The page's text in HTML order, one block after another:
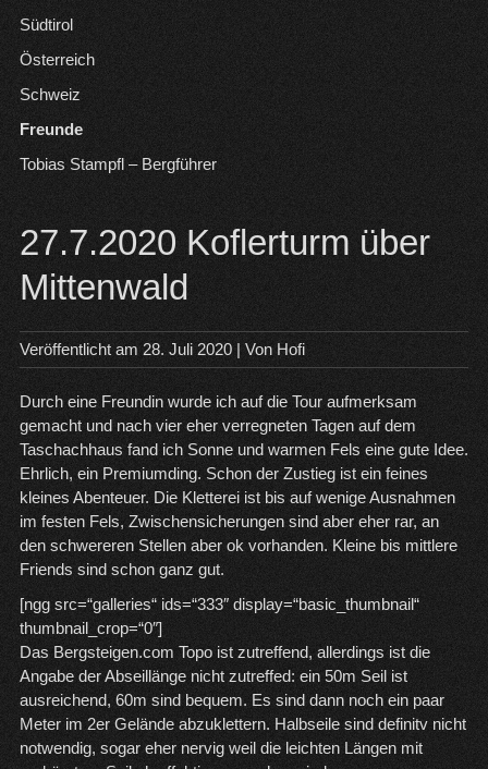
Südtirol
Österreich
Schweiz
Freunde
Tobias Stampfl – Bergführer
27.7.2020 Koflerturm über
Mittenwald
Veröffentlicht am 28. Juli 2020| Von Hofi
Durch eine Freundin wurde ich auf die Tour aufmerksam
gemacht und nach vier eher verregneten Tagen auf dem
Taschachhaus fand ich Sonne und warmen Fels eine gute Idee.
Ehrlich, ein Premiumding. Schon der Zustieg ist ein feines
kleines Abenteuer. Die Kletterei ist bis auf wenige Ausnahmen
im festen Fels, Zwischensicherungen sind aber eher rar, an
den schwereren Stellen aber ok vorhanden. Kleine bis mittlere
Friends sind schon ganz gut.
[ngg src=“galleries“ ids=“333″ display=“basic_thumbnail“
thumbnail_crop=“0″]
Das Bergsteigen.com Topo istzutreffend, allerdings ist die
Angabe der Abseillänge nicht zutreffed: ein 50m Seil ist
ausreichend, 60m sind bequem. Es sind dann noch ein paar
Meter im 2er Gelände abzuklettern. Halbseile sind definitv nicht
notwendig, sogar eher nervig weil die leichten Längen mit